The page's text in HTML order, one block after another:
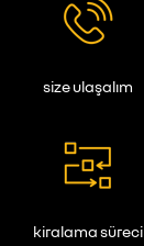
size ulaşalım
kiralama süreci